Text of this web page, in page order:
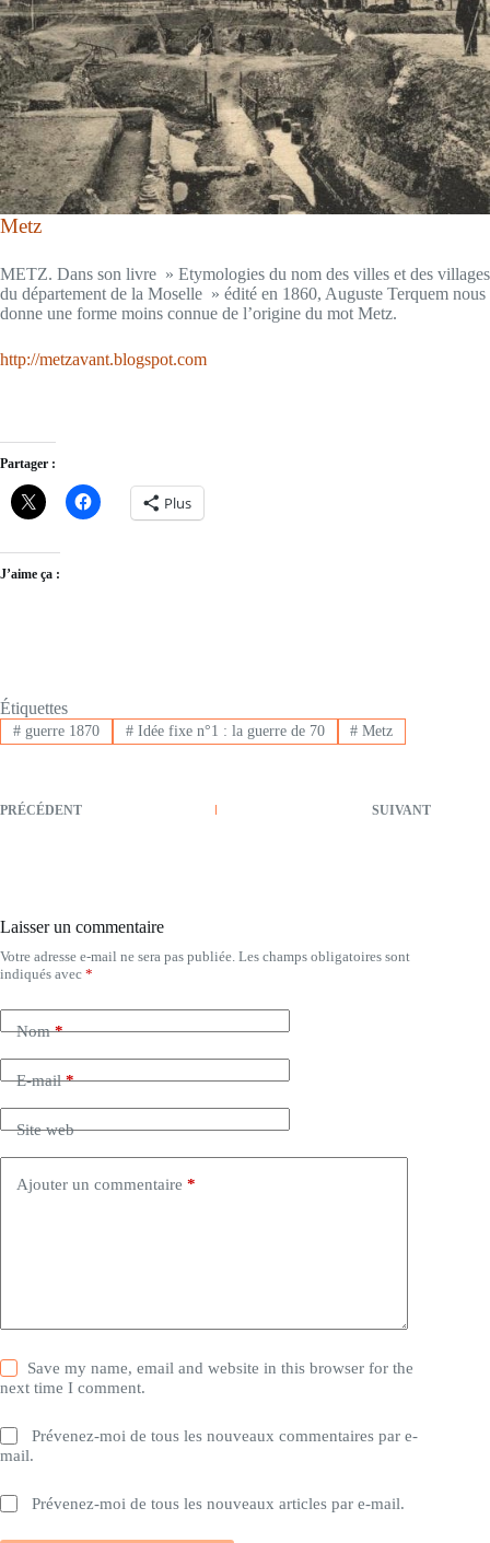
Metz
METZ. Dans son livre » Etymologies du nom des villes et des villages
du département de la Moselle » édité en 1860, Auguste Terquem nous
donne une forme moins connue de l’origine du mot Metz.
http://metzavant.blogspot.com
Partager :
Plus
J’aime ça :
Étiquettes
#guerre 1870 #Idée fixe n°1 : la guerre de 70 # Metz
PRÉCÉDENT SUIVANT
Laisser un commentaire
Votre adresse e-mail ne sera pas publiée. Les champs obligatoires sont
indiqués avec *
Nom*
E-mail*
Site web
Ajouter un commentaire *
Save my name, email and website in this browser for the
next time I comment.
Prévenez-moi de tous les nouveaux commentaires par e-
mail.
Prévenez-moi de tous les nouveaux articles par e-mail.